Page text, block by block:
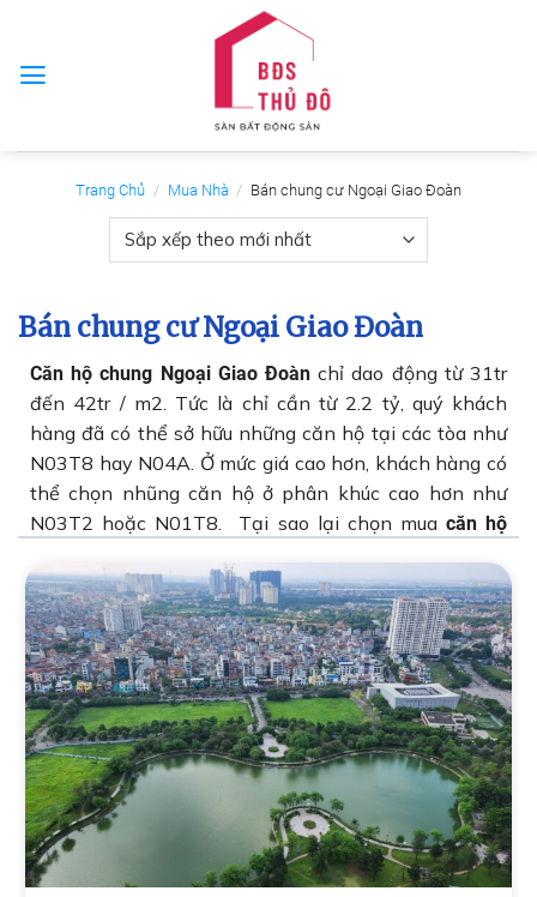
content
Trang Chủ / Mua Nhà / Bán chung cư Ngoại Giao Đoàn
Bán chung cư Ngoại Giao Đoàn
Căn hộ chung Ngoại Giao Đoàn chỉ dao động từ 31tr
đến 42tr / m2. Tức là chỉ cần từ 2.2 tỷ, quý khách
hàng đã có thể sở hữu những căn hộ tại các tòa như
N03T8 hay N04A. Ở mức giá cao hơn, khách hàng có
thể chọn nhũng căn hộ ở phân khúc cao hơn như
N03T2 hoặc N01T8. Tại sao lại chọn mua căn hộ
Đoàn bán đang là sản phẩm bất động sản nóng trên
thị trường mua bán vì quy mô lớn, vị trí đẹp và đặc
biệt là mức giá rất phải chăng. Hệ thống tiện ích đầy
đủ đem lại cuộc sống hiện đại và tiện lợi cho cư dân.
Chỉ vài bước chân ra khỏi chung cư, chúng ta đã tìm
thấy trường học, công viên, siêu thị, phòng gym, bể
bơi. Bể bơi Ngoại Giao Đoàn nằm ở tòa nào? Có 2 tòa
có bể bơi là N02T3 (Quang Minh) và N01T4 (Lạc
Hồng Lotus). Phòng gym Ngoại Giao Đoàn là Lucky
Fitness nằm ở tòa N03T2. Vui lòng liên hệ để đi mua
bán căn hộ Ngoại Giao ĐoànBắc Từ Liêm.